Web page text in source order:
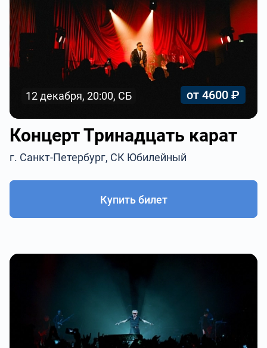
12 декабря, 20:00, СБ от 4600 ₽
Концерт Тринадцать карат
г. Санкт-Петербург, СК Юбилейный
Купить билет